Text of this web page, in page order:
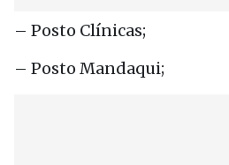
– Posto Clínicas;
– Posto Mandaqui;